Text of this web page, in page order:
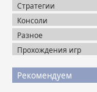
Стратегии
Консоли
Разное
Прохождения игр
Рекомендуем